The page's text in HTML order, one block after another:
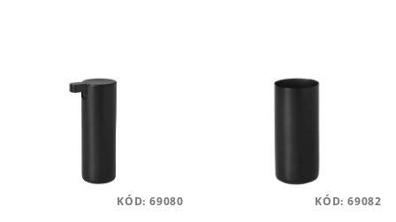
KÓD: 69080 KÓD: 69082